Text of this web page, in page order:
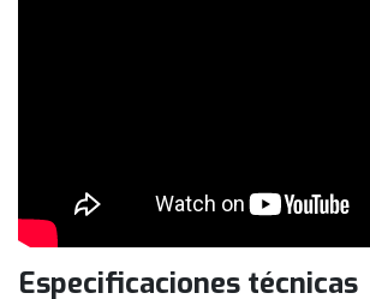
Especificaciones técnicas